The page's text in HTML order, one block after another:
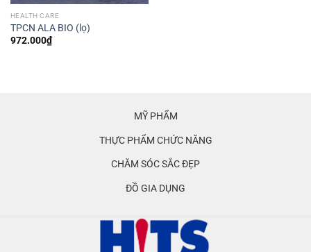
HEALTH CARE
TPCN ALA BIO (lọ)
972.000₫
MỸ PHẨM
THỰC PHẨM CHỨC NĂNG
CHĂM SÓC SẮC ĐẸP
ĐỒ GIA DỤNG